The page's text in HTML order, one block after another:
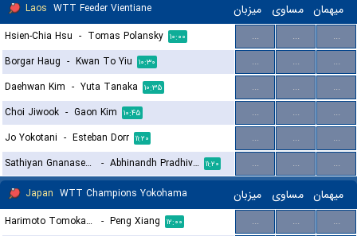
Laos WTT Feeder Vientiane میزبان مساوی میهمان
Hsien-Chia Hsu - Tomas Polansky ۱۰:۰۰ ... ...
...
Borgar Haug - Kwan To Yiu ۱۰:۳۰ ... ...
...
Daehwan Kim - Yuta Tanaka ۱۰:۳۵ ... ...
...
Choi Jiwook - Gaon Kim ۱۰:۴۵ ... ...
...
Jo Yokotani - Esteban Dorr ۱۱:۲۰ ... ...
...
Sathiyan Gnanasekaran
- Abhinandh Pradhivadhi ۱۱:۲۰ ... ...
...
Japan WTT Champions Yokohama میزبان مساوی میهمان
Harimoto Tomokazu - Peng Xiang ۱۲:۰۰ ... ... ...